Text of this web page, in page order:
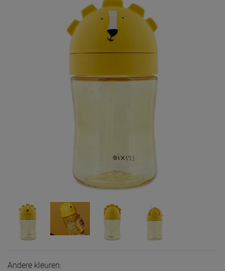
Andere kleuren: